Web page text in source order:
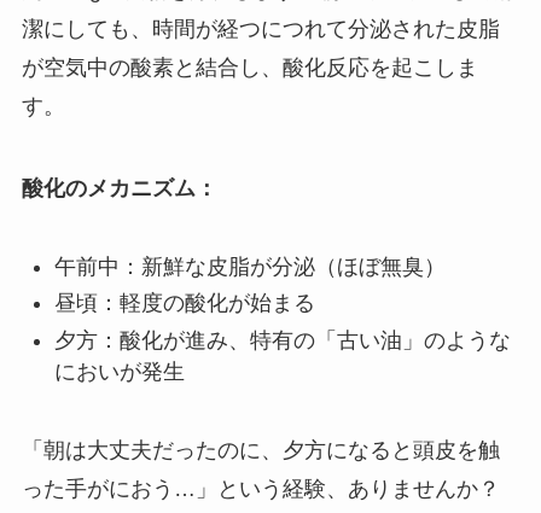
潔にしても、時間が経つにつれて分泌された皮脂
が空気中の酸素と結合し、酸化反応を起こしま
す。
酸化のメカニズム：
午前中：新鮮な皮脂が分泌（ほぼ無臭）
昼頃：軽度の酸化が始まる
夕方：酸化が進み、特有の「古い油」のような
においが発生
「朝は大丈夫だったのに、夕方になると頭皮を触
った手がにおう…」という経験、ありませんか？